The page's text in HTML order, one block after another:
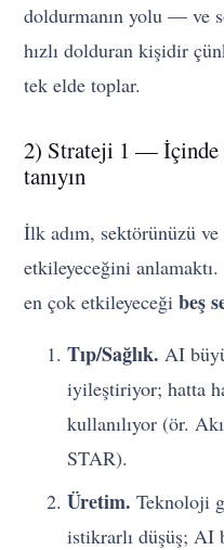
doldurmanın yolu — ve
hızlı dolduran kişidir
tek elde toplar.
2) Strateji 1 — İçinde
tanıyın
İlk adım, sektörünüzü
etkileyeceğini
en çok etkileyeceğibeş
Tıp/Sağlık. AI
iyileştiriyor; hatta
kullanılıyor (ör.
STAR).
Üretim. Teknoloji
istikrarlı düşüş; AI